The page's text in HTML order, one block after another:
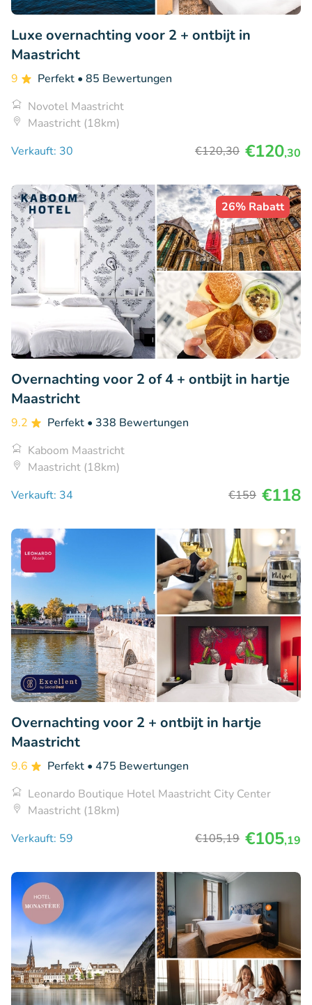
Luxe overnachting voor 2 + ontbijt in
Maastricht
9 Perfekt • 85 Bewertungen
Novotel Maastricht
Maastricht (18km)
Verkauft: 30
€120,30 €120,30
26% Rabatt
Overnachting voor 2 of 4 + ontbijt in hartje
Maastricht
9.2 Perfekt • 338 Bewertungen
Kaboom Maastricht
Maastricht (18km)
Verkauft: 34
€159 €118
Overnachting voor 2 + ontbijt in hartje
Maastricht
9.6 Perfekt • 475 Bewertungen
Leonardo Boutique Hotel Maastricht City Center
Maastricht (18km)
Verkauft: 59
€105,19 €105,19